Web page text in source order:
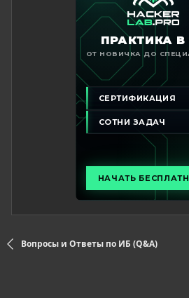
Вопросы и Ответы по ИБ (Q&A)